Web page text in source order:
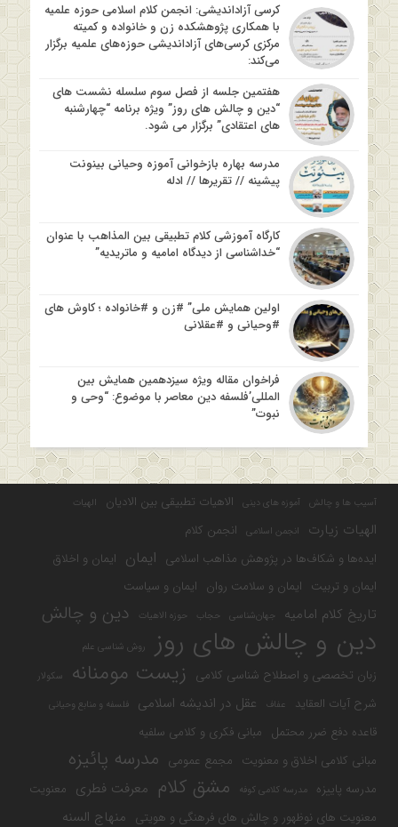
کرسی آزاداندیشی: انجمن کلام اسلامی حوزه علمیه
با همکاری پژوهشکده زن و خانواده و کمیته
مرکزی کرسی‌های آزاداندیشی حوزه‌های علمیه برگزار
می‌کند:
هفتمین جلسه از فصل سوم سلسله نشست های
“دین و چالش های روز” ویژه برنامه “چهارشنبه
های اعتقادی” برگزار می شود.
مدرسه بهاره بازخوانی آموزه وحیانی بینونت
پیشینه // تقریرها // ادله
کارگاه آموزشی کلام تطبیقی بین المذاهب با عنوان
“خداشناسی از دیدگاه امامیه و ماتریدیه”
اولین همایش ملی” #زن و #خانواده ؛ کاوش های
#وحیانی و #عقلانی
فراخوان مقاله ویژه سیزدهمین همایش بین
المللی’فلسفه دین معاصر با موضوع: “وحی و
نبوت”
آسیب ها و چالش آموزه های دینی الاهیات تطبیقی بین الادیان الهیات
الهیات زیارت انجمن اسلامی
انجمن کلام
ایده‌ها و شکاف‌ها در پژوهش مذاهب اسلامی ایمان ایمان و اخلاق
ایمان و تربیت ایمان و سلامت روان ایمان و سیاست
تاریخ کلام امامیه جهان‌شناسی حجاب حوزه الاهیات دین و چالش
دین و چالش های روز روش شناسی علم
زبان تخصصی و اصطلاح شناسی کلامی زیست مومنانه سکولار
شرح آیات العقاید عفاف عقل در اندیشه اسلامی فلسفه و منابع وحیانی
قاعده دفع ضرر محتمل مبانی فکری و کلامی سلفیه
مبانی کلامی اخلاق و معنویت مجمع عمومی مدرسه پائیزه
مدرسه پاییزه مدرسه کلامی کوفه مشق کلام معرفت فطری معنویت
معنویت های نوظهور و چالش های فرهنگی و هویتی منهاج السنه